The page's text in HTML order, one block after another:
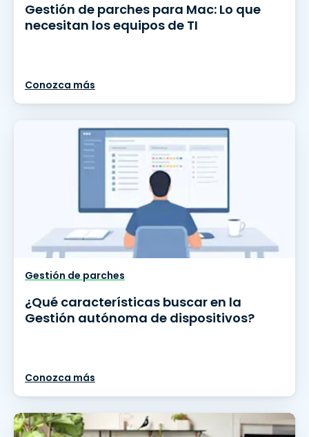
Gestión de parches para Mac: Lo que
necesitan los equipos de TI
Conozca más
Gestión de parches
¿Qué características buscar en la
Gestión autónoma de dispositivos?
Conozca más